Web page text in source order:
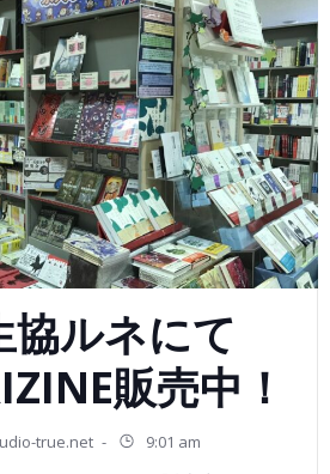
協ルネにて
販売中！
true.net - 9:01 am